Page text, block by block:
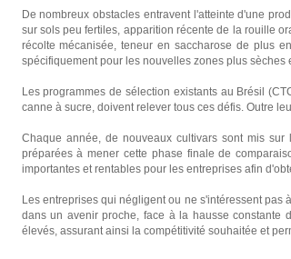
De nombreux obstacles entravent l'atteinte d'une
sur sols peu fertiles, apparition récente de la rouille
récolte mécanisée, teneur en saccharose de plus
spécifiquement pour les nouvelles zones plus sèches
Les programmes de sélection existants au Brésil
canne à sucre, doivent relever tous ces défis. Outre
Chaque année, de nouveaux cultivars sont mis
préparées à mener cette phase finale de
importantes et rentables pour les entreprises afin
Les entreprises qui négligent ou ne s'intéressent
dans un avenir proche, face à la hausse constante
élevés, assurant ainsi la compétitivité souhaitée et